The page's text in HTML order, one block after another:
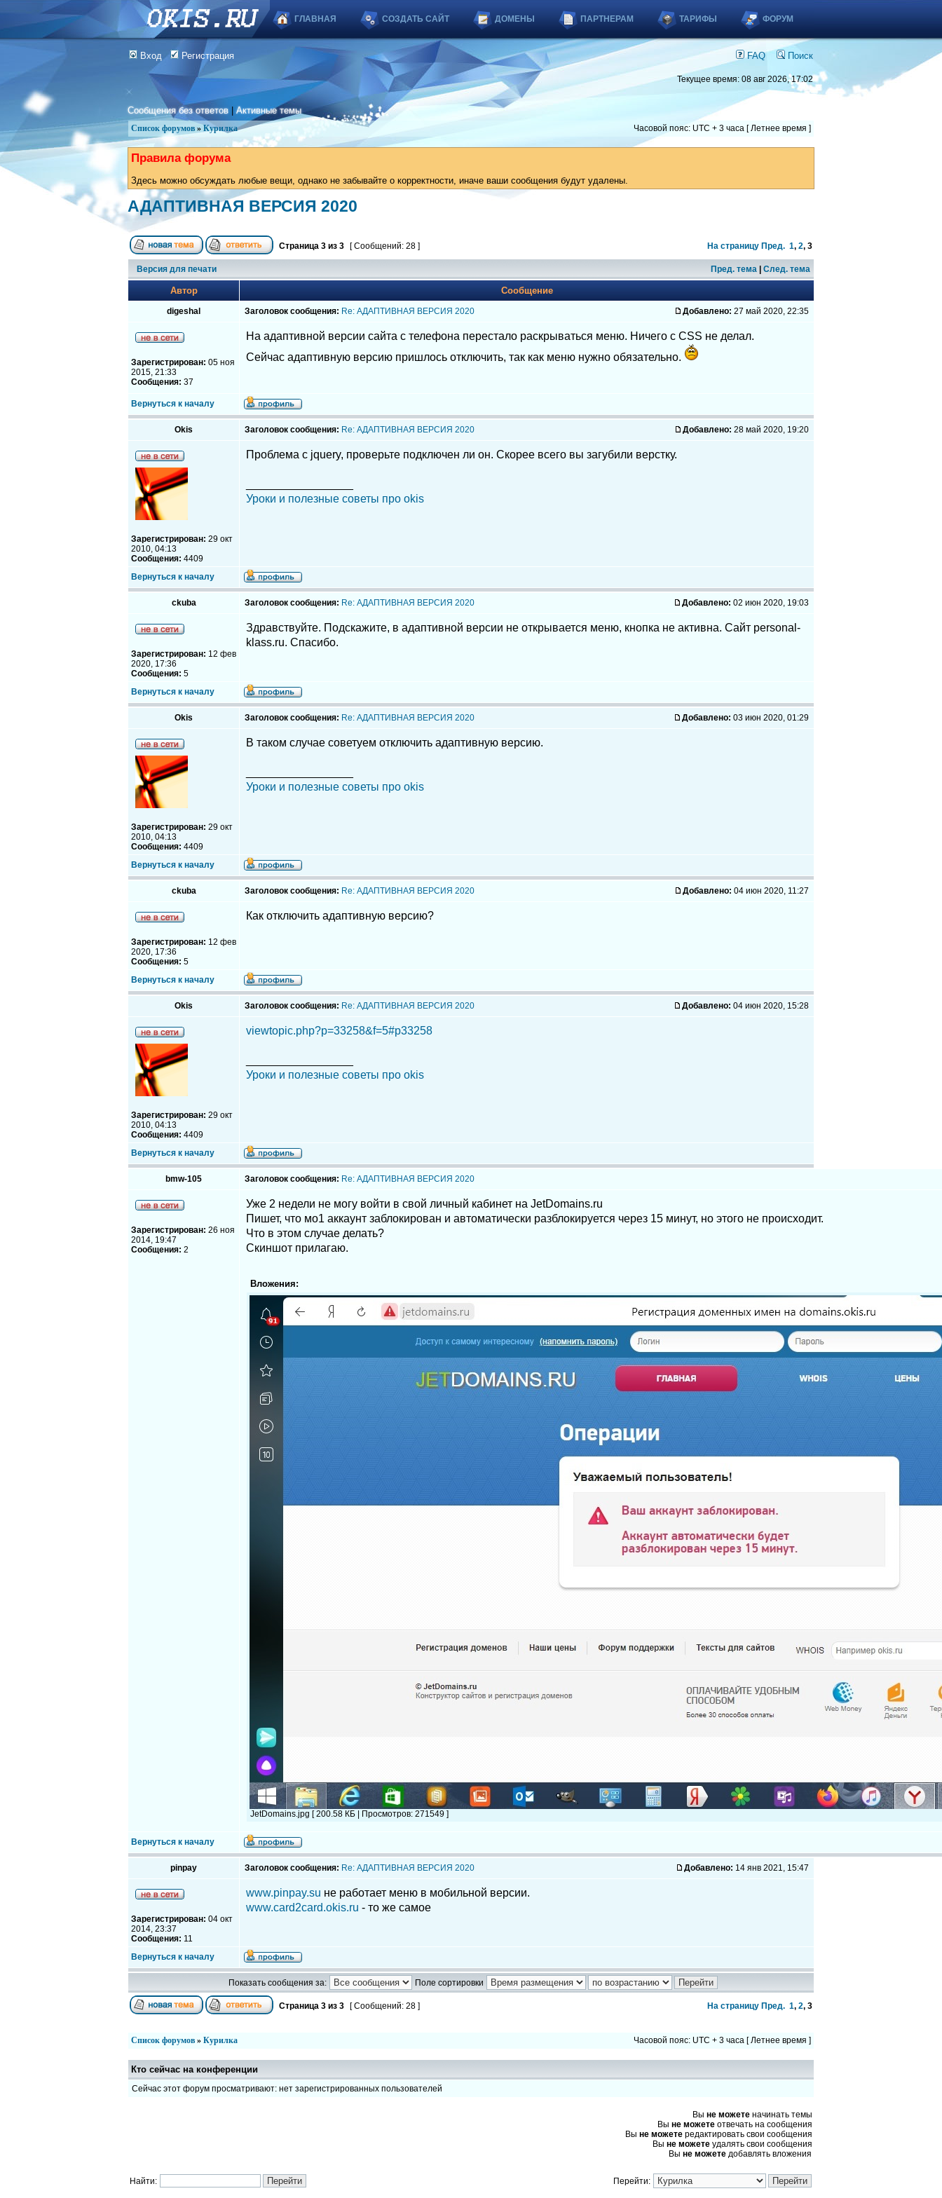
ГЛАВНАЯ СОЗДАТЬ САЙТ ДОМЕНЫ ПАРТНЕРАМ ТАРИФЫ ФОРУМ
Вход Регистрация FAQ Поиск
Текущее время: 08 авг 2026, 17:02
Сообщения без ответов |Активные темы
Список форумов » Курилка Часовой пояс: UTC + 3 часа [ Летнее время ]
Правила форума
Здесь можно обсуждать любые вещи, однако не забывайте о корректности, иначе ваши сообщения будут удалены.
АДАПТИВНАЯ ВЕРСИЯ 2020
Страница 3 из 3 [ Сообщений: 28 ] На страницу Пред. 1, 2, 3
Версия для печати Пред. тема След. тема
Автор Сообщение
digeshal Заголовок сообщения: Re: АДАПТИВНАЯ ВЕРСИЯ 2020 Добавлено: 27 май 2020, 22:35
Зарегистрирован: 05 ноя
2015, 21:33
Сообщения: 37
На адаптивной версии сайта с телефона перестало раскрываться меню. Ничего с CSS не делал.
Сейчас адаптивную версию пришлось отключить, так как меню нужно обязательно.
Вернуться к началу
Okis Заголовок сообщения: Re: АДАПТИВНАЯ ВЕРСИЯ 2020 Добавлено: 28 май 2020, 19:20
Зарегистрирован: 29 окт
2010, 04:13
Сообщения: 4409
Проблема с jquery, проверьте подключен ли он. Скорее всего вы загубили верстку.
Уроки и полезные советы про okis
Вернуться к началу
ckuba Заголовок сообщения: Re: АДАПТИВНАЯ ВЕРСИЯ 2020 Добавлено: 02 июн 2020, 19:03
Зарегистрирован: 12 фев
2020, 17:36
Сообщения: 5
Здравствуйте. Подскажите, в адаптивной версии не открывается меню, кнопка не активна. Сайт personal-
klass.ru. Спасибо.
Вернуться к началу
Okis Заголовок сообщения: Re: АДАПТИВНАЯ ВЕРСИЯ 2020 Добавлено: 03 июн 2020, 01:29
Зарегистрирован: 29 окт
2010, 04:13
Сообщения: 4409
В таком случае советуем отключить адаптивную версию.
Уроки и полезные советы про okis
Вернуться к началу
ckuba Заголовок сообщения: Re: АДАПТИВНАЯ ВЕРСИЯ 2020 Добавлено: 04 июн 2020, 11:27
Зарегистрирован: 12 фев
2020, 17:36
Сообщения: 5
Как отключить адаптивную версию?
Вернуться к началу
Okis Заголовок сообщения: Re: АДАПТИВНАЯ ВЕРСИЯ 2020 Добавлено: 04 июн 2020, 15:28
Зарегистрирован: 29 окт
2010, 04:13
Сообщения: 4409
viewtopic.php?p=33258&f=5#p33258
Уроки и полезные советы про okis
Вернуться к началу
bmw-105 Заголовок сообщения: Re: АДАПТИВНАЯ ВЕРСИЯ 2020
Зарегистрирован: 26 ноя
2014, 19:47
Сообщения: 2
Уже 2 недели не могу войти в свой личный кабинет на JetDomains.ru
Пишет, что мо1 аккаунт заблокирован и автоматически разблокируется через 15 минут, но этого не происходит.
Что в этом случае делать?
Скиншот прилагаю.
Вложения:
JetDomains.jpg [ 200.58 КБ | Просмотров: 271549 ]
Вернуться к началу
pinpay Заголовок сообщения: Re: АДАПТИВНАЯ ВЕРСИЯ 2020 Добавлено: 14 янв 2021, 15:47
Зарегистрирован: 04 окт
2014, 23:37
Сообщения: 11
www.pinpay.su не работает меню в мобильной версии.
www.card2card.okis.ru - то же самое
Вернуться к началу
Показать сообщения за: Поле сортировки
Страница 3 из 3 [ Сообщений: 28 ] На страницу Пред. 1, 2, 3
Список форумов » Курилка Часовой пояс: UTC + 3 часа [ Летнее время ]
Кто сейчас на конференции
Сейчас этот форум просматривают: нет зарегистрированных пользователей
Вы не можете начинать темы
Вы не можете отвечать на сообщения
Вы не можете редактировать свои сообщения
Вы не можете удалять свои сообщения
Вы не можете добавлять вложения
Найти: Перейти: